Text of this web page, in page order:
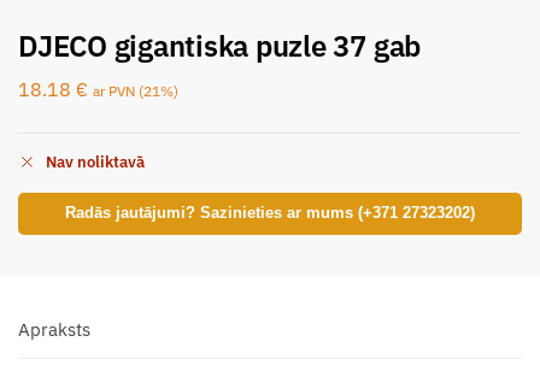
DJECO gigantiska puzle 37 gab
18.18 € ar PVN (21%)
Nav noliktavā
Radās jautājumi? Sazinieties ar mums (+371 27323202)
Apraksts